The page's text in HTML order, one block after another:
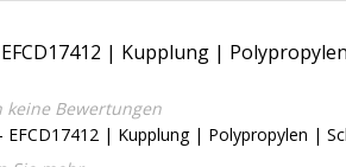
EFCD17412 | Kupplung |
keine Bewertungen
EFCD17412 | Kupplung | Polypropylen |